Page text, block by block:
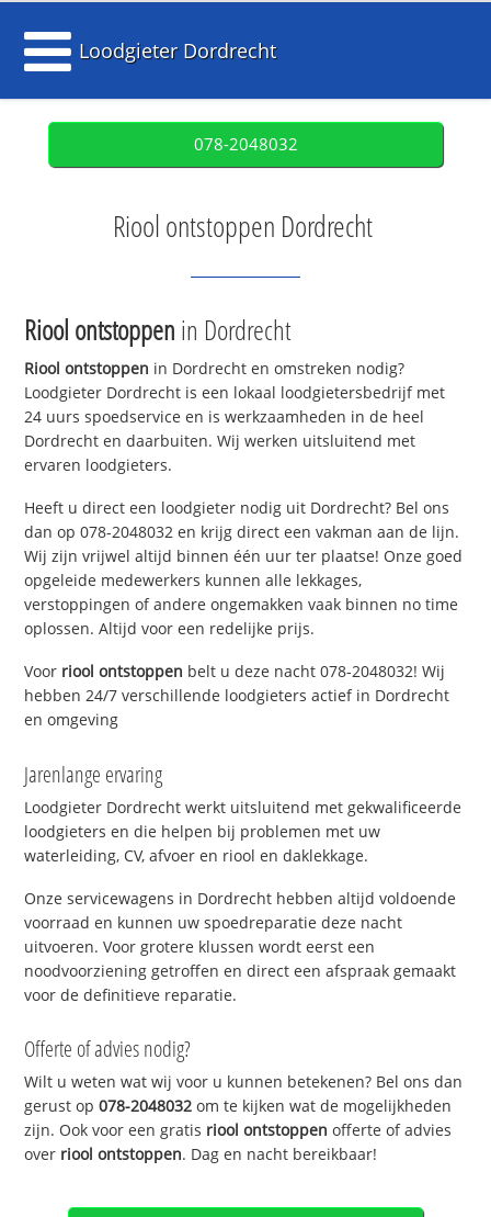
Loodgieter Dordrecht
078-2048032
Riool ontstoppen Dordrecht
Riool ontstoppen in Dordrecht
Riool ontstoppen in Dordrecht en omstreken nodig?
Loodgieter Dordrecht is een lokaal loodgietersbedrijf met
24 uurs spoedservice en is werkzaamheden in de heel
Dordrecht en daarbuiten. Wij werken uitsluitend met
ervaren loodgieters.
Heeft u direct een loodgieter nodig uit Dordrecht? Bel ons
dan op 078-2048032 en krijg direct een vakman aan de lijn.
Wij zijn vrijwel altijd binnen één uur ter plaatse! Onze goed
opgeleide medewerkers kunnen alle lekkages,
verstoppingen of andere ongemakken vaak binnen no time
oplossen. Altijd voor een redelijke prijs.
Voor riool ontstoppen belt u deze nacht 078-2048032! Wij
hebben 24/7 verschillende loodgieters actief in Dordrecht
en omgeving
Jarenlange ervaring
Loodgieter Dordrecht werkt uitsluitend met gekwalificeerde
loodgieters en die helpen bij problemen met uw
waterleiding, CV, afvoer en riool en daklekkage.
Onze servicewagens in Dordrecht hebben altijd voldoende
voorraad en kunnen uw spoedreparatie deze nacht
uitvoeren. Voor grotere klussen wordt eerst een
noodvoorziening getroffen en direct een afspraak gemaakt
voor de definitieve reparatie.
Offerte of advies nodig?
Wilt u weten wat wij voor u kunnen betekenen? Bel ons dan
gerust op078-2048032 om te kijken wat de mogelijkheden
zijn. Ook voor een gratis riool ontstoppen offerte of advies
over riool ontstoppen. Dag en nacht bereikbaar!